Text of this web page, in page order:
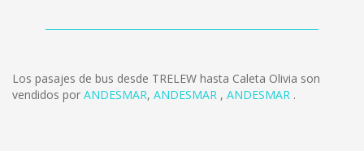
Los pasajes de bus desde TRELEW hasta Caleta Olivia son
vendidos por ANDESMAR, ANDESMAR , ANDESMAR .